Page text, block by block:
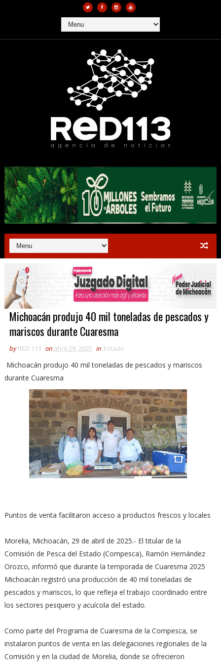
Michoacán produjo 40 mil toneladas de pescados y
mariscos durante Cuaresma
by RED 113 on abril 29, 2025 in Estado
Michoacán produjo 40 mil toneladas de pescados y mariscos
durante Cuaresma
Puntos de venta facilitaron acceso a productos frescos y locales
Morelia, Michoacán, 29 de abril de 2025.- El titular de la
Comisión de Pesca del Estado (Compesca), Ramón Hernández
Orozco, informó que durante la temporada de Cuaresma 2025
Michoacán registró una producción de 40 mil toneladas de
pescados y mariscos, lo que refleja el trabajo coordinado entre
los sectores pesquero y acuícola del estado.
Como parte del Programa de Cuaresma de la Compesca, se
instalaron puntos de venta en las delegaciones regionales de la
Comisión y en la ciudad de Morelia, donde se ofrecieron